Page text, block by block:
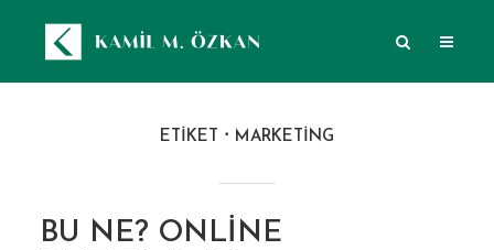
ETIKET MARKETING
BU NE? ONLINE